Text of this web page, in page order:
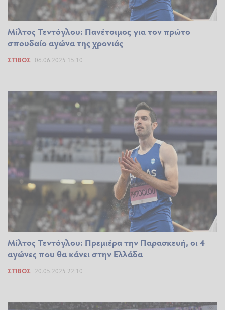
Μίλτος Τεντόγλου: Πανέτοιμος για τον πρώτο
σπουδαίο αγώνα της χρονιάς
ΣΤΊΒΟΣ 06.06.2025 15:10
Μίλτος Τεντόγλου: Πρεμιέρα την Παρασκευή, οι 4
αγώνες που θα κάνει στην Ελλάδα
ΣΤΊΒΟΣ 20.05.2025 22:10